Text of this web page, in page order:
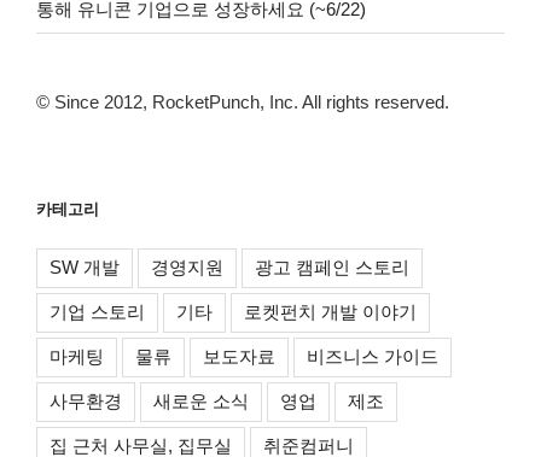
통해 유니콘 기업으로 성장하세요 (~6/22)
© Since 2012, RocketPunch, Inc. All rights reserved.
카테고리
SW 개발 경영지원 광고 캠페인 스토리
기업 스토리 기타 로켓펀치 개발 이야기
마케팅 물류 보도자료 비즈니스 가이드
사무환경 새로운 소식 영업 제조
집 근처 사무실, 집무실 취준컴퍼니